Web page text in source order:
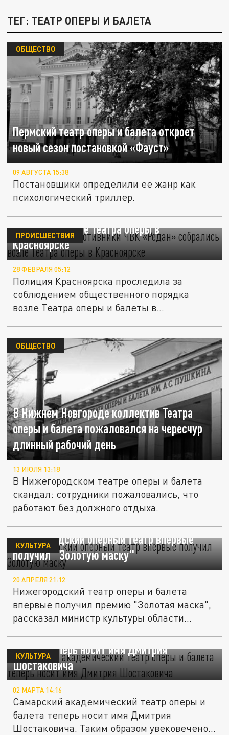
ТЕГ: ТЕАТР ОПЕРЫ И БАЛЕТА
Пермский театр оперы и балета откроет
новый сезон постановкой «Фауст»
ОБЩЕСТВО
09 АВГУСТА 15:38
Постановщики определили ее жанр как
психологический триллер.
Сторонники и противники ЧВК «Редан»
собрались возле Театра оперы в
Красноярске
ПРОИСШЕСТВИЯ
28 ФЕВРАЛЯ 05:12
Полиция Красноярска проследила за
соблюдением общественного порядка
возле Театра оперы и балеты в
В Нижнем Новгороде коллектив Театра
оперы и балета пожаловался на чересчур
длинный рабочий день
ОБЩЕСТВО
13 ИЮЛЯ 13:18
В Нижегородском театре оперы и балета
скандал: сотрудники пожаловались, что
работают без должного отдыха.
Нижегородский оперный театр впервые
получил "Золотую маску"
КУЛЬТУРА
20 АПРЕЛЯ 21:12
Нижегородский театр оперы и балета
впервые получил премию "Золотая маска",
рассказал министр культуры области...
Самарский академический театр оперы и
балета теперь носит имя Дмитрия
Шостаковича
КУЛЬТУРА
02 МАРТА 14:16
Самарский академический театр оперы и
балета теперь носит имя Дмитрия
Шостаковича. Таким образом увековечено...